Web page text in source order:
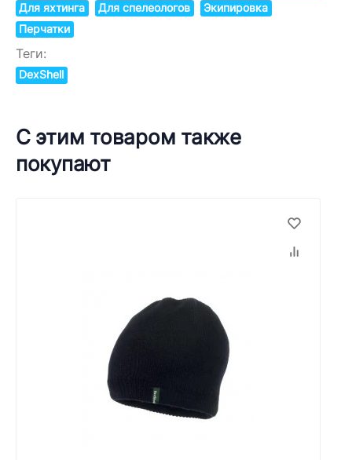
Для яхтинга
Для спелеологов
Экипировка
Перчатки
Теги:
DexShell
С этим товаром также
покупают